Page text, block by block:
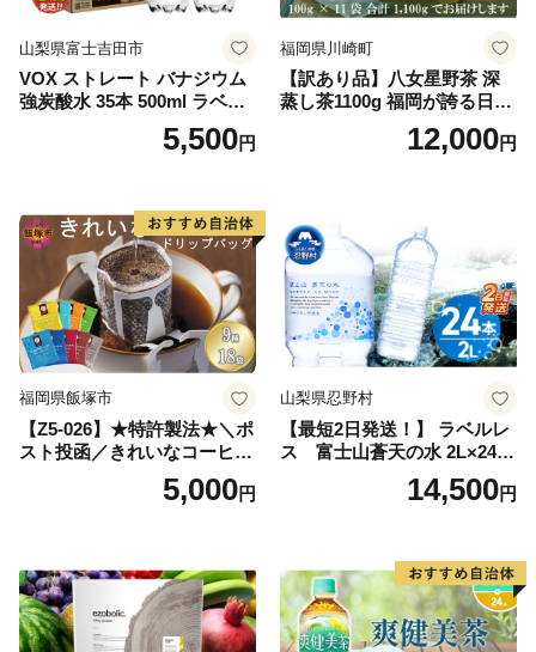
山梨県富士吉田市
VOX ストレート バナジウム
強炭酸水 35本 500ml ラベル
レス【富士吉田市限定カート
5,500円
福岡県川崎町
【訳あり品】八女星野茶 深
蒸し茶1100g 福岡が誇る日本
茶_ 訳アリ 常温 お茶 茶袋 常
備品 おちゃ ocha 茶葉 緑茶
小分け お土産 お取り寄せ グ
ルメ 福岡 九州 福岡県 国産
日本 ふかむし茶 ふかむし 家
庭用 自宅用 ちゃ りょくちゃ
ふかむしちゃ 急須 甘み 川崎
町 送料無料
12,000円
福岡県飯塚市
【Z5-026】★特許製法★＼ポ
スト投函／きれいなコーヒー
ドリップバッグ9種セット(18
袋)ゆうパケットでお届け！
5,000円
山梨県忍野村
【最短2日発送！】 ラベルレ
ス 富士山蒼天の水 2L×24本
（4ケース）※離島不可 天然
水 ミネラルウォーター 水 ペ
産 シリカ ミネラル 美容 備蓄
防災 長期保存 富士山 山梨県
忍野村
14,500円